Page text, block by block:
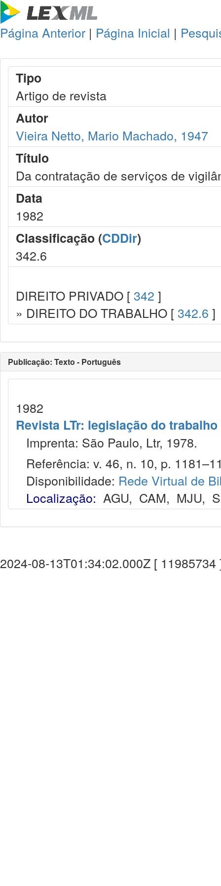
Página Anterior | Página Inicial |
Tipo
Artigo de revista
Autor
Vieira Netto, Mario Machado, 1947
Título
Da contratação de serviços de
Data
1982
Classificação (CDDir)
342.6
DIREITO PRIVADO [ 342 ]
» DIREITO DO TRABALHO [ 342.6 ]
Publicação: Texto - Português
1982
Revista LTr: legislação do trabalho
Imprenta: São Paulo, Ltr, 1978.
Referência: v. 46, n. 10, p.
Disponibilidade: Rede Virtual de
Localização: AGU, CAM, MJU,
2024-08-13T01:34:02.000Z [ 11985734